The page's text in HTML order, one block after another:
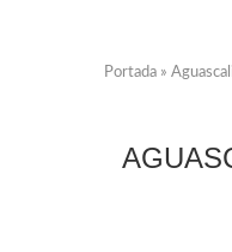
Portada »